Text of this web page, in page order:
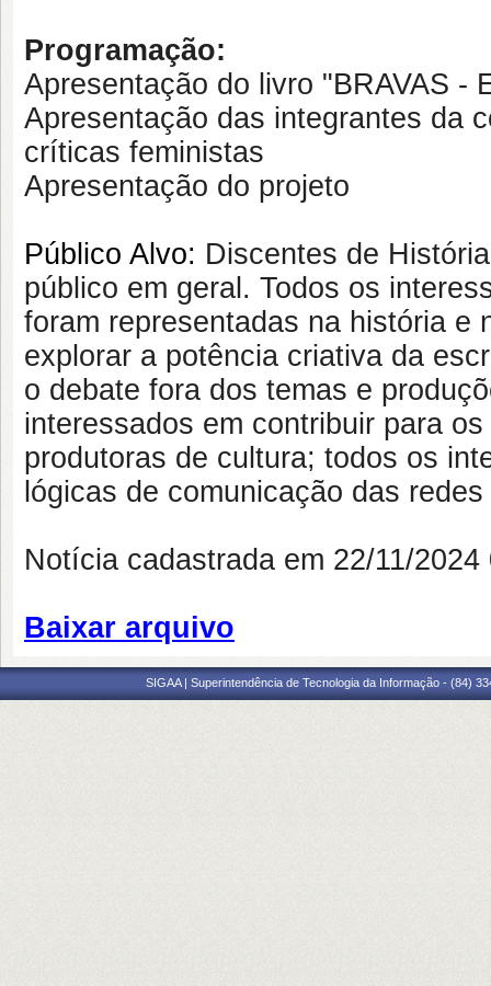
Programação:
Apresentação do livro "BRAVAS -
Apresentação das integrantes da
críticas feministas
Apresentação do projeto
Público Alvo: Discentes de
público em geral. Todos os
foram representadas na história e
explorar a potência criativa da
o debate fora dos temas e
interessados em contribuir para
produtoras de cultura; todos os
lógicas de comunicação das
Notícia cadastrada em 22/11/
Baixar arquivo
SIGAA | Superintendência de Tecnologia da Informação - (84)